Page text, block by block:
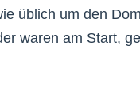
üblich um den
waren am Start,